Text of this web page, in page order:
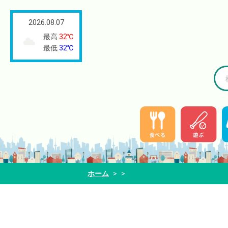
2026.08.07
最高 32℃
最低32℃
ホーム > >